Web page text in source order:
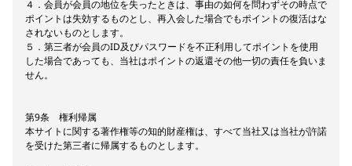
４．会員が会員の地位を失ったときは、事由の如何を問わずその時点で
ポイントは失効するものとし、再入会した場合でもポイントの復活はな
されないものとします。
５．第三者が会員のID及びパスワードを不正利用してポイントを使用
した場合であっても、当社はポイントの返還その他一切の責任を負いま
せん。
第9条 権利帰属
本サイトに関する著作権等の知的財産権は、すべて当社又は当社が許諾
を受けた第三者に帰属するものとします。